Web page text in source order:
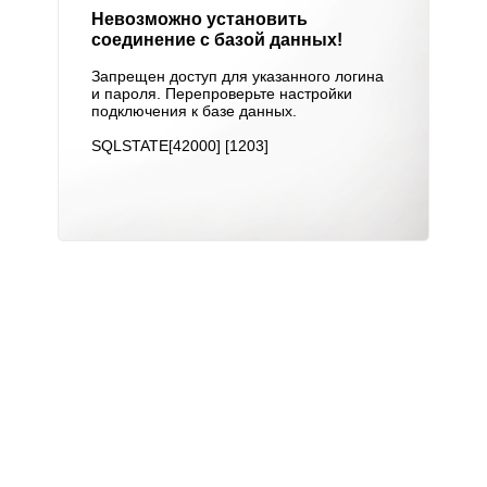
Невозможно установить
соединение с базой данных!
Запрещен доступ для указанного логина
и пароля. Перепроверьте настройки
подключения к базе данных.
SQLSTATE[42000] [1203]